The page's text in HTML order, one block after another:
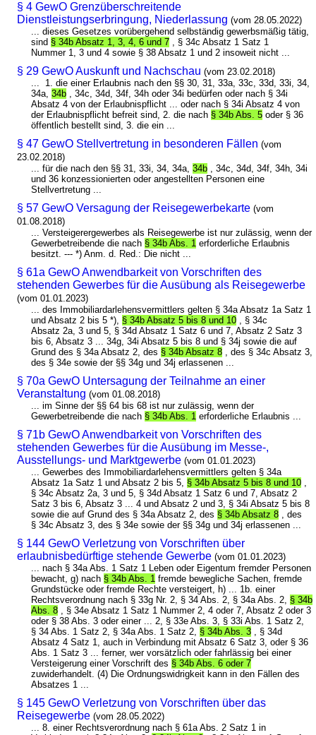
§ 4 GewO Grenzüberschreitende
Dienstleistungserbringung, Niederlassung (vom 28.05.2022)
... dieses Gesetzes vorübergehend selbständig gewerbsmäßig tätig,
sind § 34b Absatz 1, 3, 4, 6 und 7 , § 34c Absatz 1 Satz 1
Nummer 1, 3 und 4 sowie § 38 Absatz 1 und 2 insoweit nicht ...
§ 29 GewO Auskunft und Nachschau (vom 23.02.2018)
... 1. die einer Erlaubnis nach den §§ 30, 31, 33a, 33c, 33d, 33i, 34,
34a,34b , 34c, 34d, 34f, 34h oder 34i bedürfen oder nach § 34i
Absatz 4 von der Erlaubnispflicht ... oder nach § 34i Absatz 4 von
der Erlaubnispflicht befreit sind, 2. die nach § 34b Abs. 5 oder § 36
öffentlich bestellt sind, 3. die ein ...
§ 47 GewO Stellvertretung in besonderen Fällen (vom
23.02.2018)
... für die nach den §§ 31, 33i, 34, 34a,34b , 34c, 34d, 34f, 34h, 34i
und 36 konzessionierten oder angestellten Personen eine
Stellvertretung ...
§ 57 GewO Versagung der Reisegewerbekarte (vom
01.08.2018)
... Versteigerergewerbes als Reisegewerbe ist nur zulässig, wenn der
Gewerbetreibende die nach § 34b Abs. 1 erforderliche Erlaubnis
besitzt. --- *) Anm. d. Red.: Die nicht ...
§ 61a GewO Anwendbarkeit von Vorschriften des
stehenden Gewerbes für die Ausübung als Reisegewerbe
(vom 01.01.2023)
... des Immobiliardarlehensvermittlers gelten § 34a Absatz 1a Satz 1
und Absatz 2 bis 5 *), § 34b Absatz 5 bis 8 und 10 , § 34c
Absatz 2a, 3 und 5, § 34d Absatz 1 Satz 6 und 7, Absatz 2 Satz 3
bis 6, Absatz 3 ... 34g, 34i Absatz 5 bis 8 und § 34j sowie die auf
Grund des § 34a Absatz 2, des § 34b Absatz 8 , des § 34c Absatz 3,
des § 34e sowie der §§ 34g und 34j erlassenen ...
§ 70a GewO Untersagung der Teilnahme an einer
Veranstaltung (vom 01.08.2018)
... im Sinne der §§ 64 bis 68 ist nur zulässig, wenn der
Gewerbetreibende die nach § 34b Abs. 1 erforderliche Erlaubnis ...
§ 71b GewO Anwendbarkeit von Vorschriften des
stehenden Gewerbes für die Ausübung im Messe-,
Ausstellungs- und Marktgewerbe (vom 01.01.2023)
... Gewerbes des Immobiliardarlehensvermittlers gelten § 34a
Absatz 1a Satz 1 und Absatz 2 bis 5, § 34b Absatz 5 bis 8 und 10 ,
§ 34c Absatz 2a, 3 und 5, § 34d Absatz 1 Satz 6 und 7, Absatz 2
Satz 3 bis 6, Absatz 3 ... 4 und Absatz 2 und 3, § 34i Absatz 5 bis 8
sowie die auf Grund des § 34a Absatz 2, des § 34b Absatz 8 , des
§ 34c Absatz 3, des § 34e sowie der §§ 34g und 34j erlassenen ...
§ 144 GewO Verletzung von Vorschriften über
erlaubnisbedürftige stehende Gewerbe (vom 01.01.2023)
... nach § 34a Abs. 1 Satz 1 Leben oder Eigentum fremder Personen
bewacht, g) nach § 34b Abs. 1 fremde bewegliche Sachen, fremde
Grundstücke oder fremde Rechte versteigert, h) ... 1b. einer
Rechtsverordnung nach § 33g Nr. 2, § 34 Abs. 2, § 34a Abs. 2, § 34b
Abs. 8 , § 34e Absatz 1 Satz 1 Nummer 2, 4 oder 7, Absatz 2 oder 3
oder § 38 Abs. 3 oder einer ... 2, § 33e Abs. 3, § 33i Abs. 1 Satz 2,
§ 34 Abs. 1 Satz 2, § 34a Abs. 1 Satz 2, § 34b Abs. 3 , § 34d
Absatz 4 Satz 1, auch in Verbindung mit Absatz 6 Satz 3, oder § 36
Abs. 1 Satz 3 ... ferner, wer vorsätzlich oder fahrlässig bei einer
Versteigerung einer Vorschrift des § 34b Abs. 6 oder 7
zuwiderhandelt. (4) Die Ordnungswidrigkeit kann in den Fällen des
Absatzes 1 ...
§ 145 GewO Verletzung von Vorschriften über das
Reisegewerbe (vom 28.05.2022)
... 8. einer Rechtsverordnung nach § 61a Abs. 2 Satz 1 in